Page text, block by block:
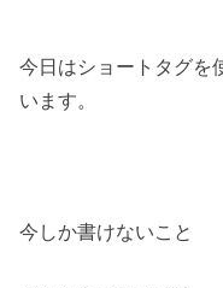
今日はショートタグを
います。
今しか書けないこと